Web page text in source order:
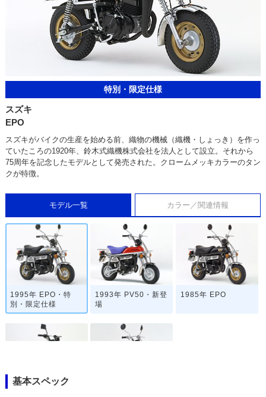
特別・限定仕様
スズキ
EPO
スズキがバイクの生産を始める前、織物の機械（織機・しょっき）を作っ
ていたころの1920年、鈴木式織機株式会社を法人として設立。それから
75周年を記念したモデルとして発売された。クロームメッキカラーのタン
クが特徴。
モデル一覧 カラー／関連情報
1995年 EPO・特
別・限定仕様
1993年 PV50・新登
場
1985年 EPO
基本スペック